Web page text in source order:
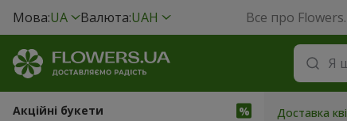
Мова:UA Валюта:UAH Все про
Акційні букети Доставка